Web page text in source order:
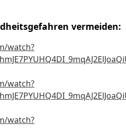
vermeiden:
watch?
watch?
watch?